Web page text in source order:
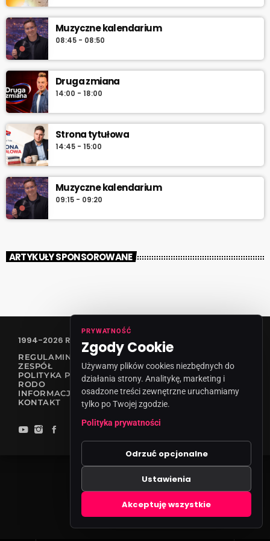
Muzyczne kalendarium
08:45 - 08:50
Druga zmiana
14:00 - 18:00
Strona tytułowa
14:45 - 15:00
Muzyczne kalendarium
09:15 - 09:20
ARTYKUŁY SPONSOROWANE
1994-2026 RADIO VANESSA SPÓŁKA Z O.O
REGULAMIN KONKURSÓW
ZESPÓŁ
POLITYKA PRYWATNOŚCI
RODO
INFORMACJA O NADAWCY
KONTAKT
PRYWATNOŚĆ
Zgody Cookie
Używamy plików cookies niezbędnych do
działania strony. Analitykę, marketing i
osadzone treści zewnętrzne uruchamiamy
tylko po Twojej zgodzie.
Polityka prywatności
Odrzuć opcjonalne
Ustawienia
Akceptuję wszystkie
Zgody cookies